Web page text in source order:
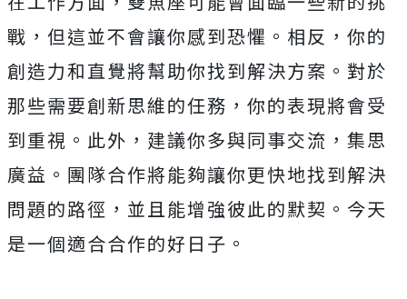
戰，但這並不會讓你感到恐懼。相反，你的
創造力和直覺將幫助你找到解決方案。對於
那些需要創新思維的任務，你的表現將會受
到重視。此外，建議你多與同事交流，集思
廣益。團隊合作將能夠讓你更快地找到解決
問題的路徑，並且能增強彼此的默契。今天
是一個適合合作的好日子。